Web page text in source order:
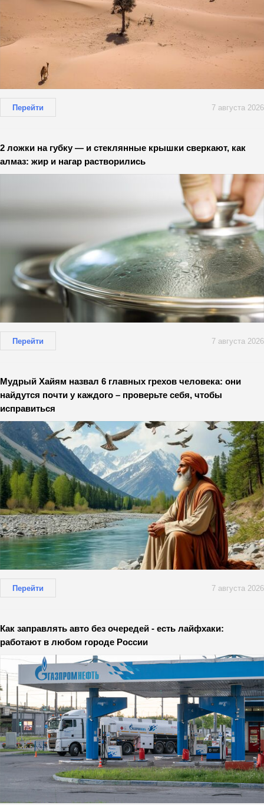
Перейти 7 августа 2026
2 ложки на губку — и стеклянные крышки сверкают, как
алмаз: жир и нагар растворились
Перейти 7 августа 2026
Мудрый Хайям назвал 6 главных грехов человека: они
найдутся почти у каждого – проверьте себя, чтобы
исправиться
Перейти 7 августа 2026
Как заправлять авто без очередей - есть лайфхаки:
работают в любом городе России